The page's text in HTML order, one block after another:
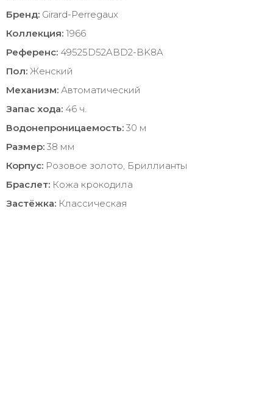
Бренд: Girard-Perregaux
Коллекция: 1966
Референс: 49525D52ABD2-BK8A
Пол: Женский
Механизм: Автоматический
Запас хода: 46 ч.
Водонепроницаемость: 30 м
Размер: 38 мм
Корпус: Розовое золото, Бриллианты
Браслет: Кожа крокодила
Застёжка: Классическая